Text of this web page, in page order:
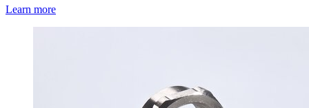
Learn more